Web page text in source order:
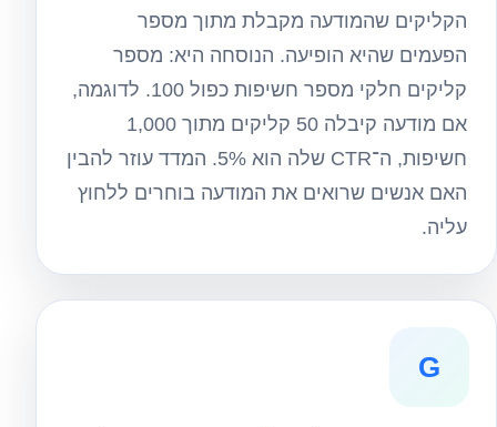
הקליקים שהמודעה מקבלת מתוך מספר
הפעמים שהיא הופיעה. הנוסחה היא: מספר
קליקים חלקי מספר חשיפות כפול 100. לדוגמה,
אם מודעה קיבלה 50 קליקים מתוך 1,000
חשיפות, ה־CTR שלה הוא 5%. המדד עוזר להבין
האם אנשים שרואים את המודעה בוחרים ללחוץ
עליה.
G